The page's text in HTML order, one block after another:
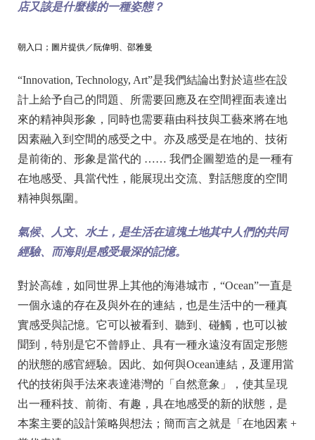
店又該是什麼樣的一種姿態？
朝入口；圖片提供／阮偉明、邵雅曼
“Innovation, Technology, Art”是我們結論出對於這些在設
計上給予自己的問題、所需要回應及在空間裡面表達出
來的精神與形象，同時也需要藉由科技與工藝來將在地
因素融入到空間的感受之中。亦及感受是在地的、技術
是前衛的、形象是當代的 …… 我們企圖塑造的是一種有
在地感受、具當代性，能展現出交流、對話態度的空間
精神與氛圍。
氣候、人文、水土，是生活在這塊土地其中人們的共同
經驗、而海則是感受最深的記憶。
對於高雄，如同世界上其他的海港城市，“Ocean”一直是
一個永遠的存在及與外在的連結，也是生活中的一種真
實感受與記憶。它可以被看到、聽到、碰觸，也可以被
聞到，特別是它不曾靜止、具有一種永遠沒有固定形態
的狀態的感官經驗。因此、如何與Ocean連結，及運用當
代的技術與手法來表達港灣的「自然意象」，使其呈現
出一種科技、前衛、有趣，具在地感受的新的狀態，是
本案主要的設計策略與想法；簡而言之就是「在地因素 +